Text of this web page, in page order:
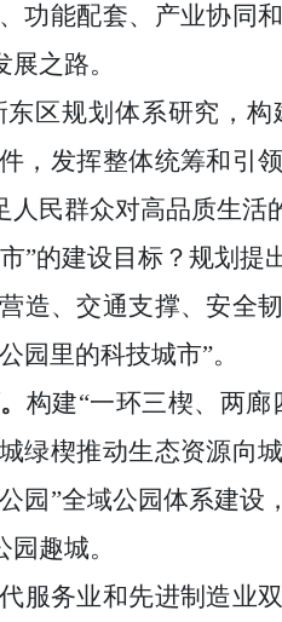
功能配套、产业协同
之路。
区规划体系研究，构
，发挥整体统筹和引
民群众对高品质生活
”的建设目标？规划提
造、交通支撑、安全
园里的科技城市”。
构建“一环三楔、两
绿楔推动生态资源向
园”全域公园体系建设
趣城。
服务业和先进制造业